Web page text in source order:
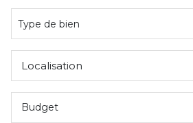
De l'immo pro
Type de bien
Localisation
Budget